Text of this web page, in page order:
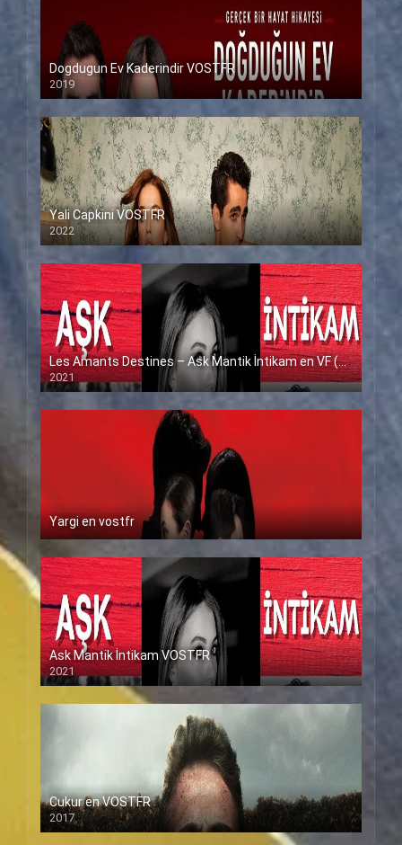
Dogdugun Ev Kaderindir VOSTFR
2019
Yali Capkini VOSTFR
2022
Les Amants Destines – Ask Mantik İntikam en VF (Voix Francaise)
2021
Yargi en vostfr
Ask Mantik İntikam VOSTFR
2021
Cukur en VOSTFR
2017